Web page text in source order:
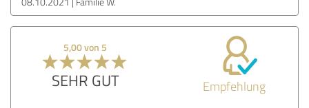
5,00 von 5
SEHR GUT Empfehlung